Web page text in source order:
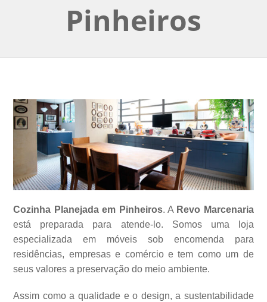
Pinheiros
Cozinha Planejada em Pinheiros. A Revo Marcenaria
está preparada para atende-lo. Somos uma loja
especializada em móveis sob encomenda para
residências, empresas e comércio e tem como um de
seus valores a preservação do meio ambiente.
Assim como a qualidade e o design, a sustentabilidade